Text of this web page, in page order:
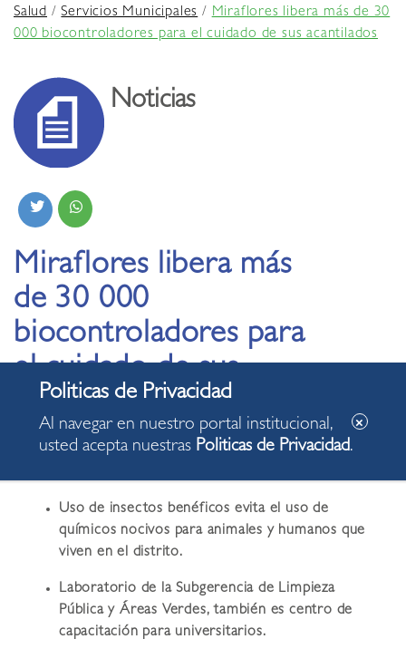
Salud /Servicios Municipales/Miraflores libera más de 30
000 biocontroladores para el cuidado de sus acantilados
Noticias
Miraflores libera más
de 30 000
biocontroladores para
el cuidado de sus
acantilados
Uso de insectos benéficos evita el uso de
químicos nocivos para animales y humanos que
viven en el distrito.
Laboratorio de la Subgerencia de Limpieza
Pública y Áreas Verdes, también es centro de
capacitación para universitarios.
Al navegar en nuestro portal institucional,
usted acepta nuestras Politicas de Privacidad.